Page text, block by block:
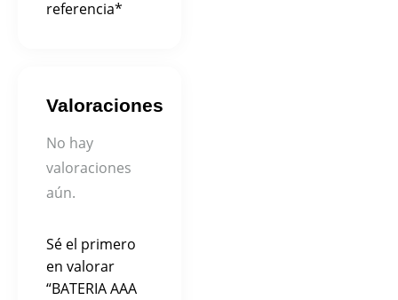
referencia*
Valoraciones
No hay
valoraciones
aún.
Sé el primero
en valorar
“BATERIA AAA